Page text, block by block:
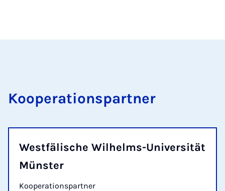
Kooperationspartner
Westfälische Wilhelms-Universität
Münster
Kooperationspartner